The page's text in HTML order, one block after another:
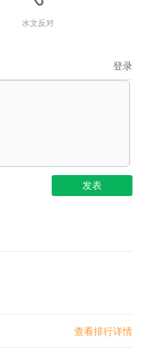
水文反对
登录
查看排行详情